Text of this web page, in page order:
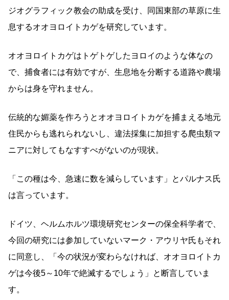
ジオグラフィック教会の助成を受け、同国東部の草原に生
息するオオヨロイトカゲを研究しています。
オオヨロイトカゲはトゲトゲしたヨロイのような体なの
で、捕食者には有効ですが、生息地を分断する道路や農場
からは身を守れません。
伝統的な媚薬を作ろうとオオヨロイトカゲを捕まえる地元
住民からも逃れられないし、違法採集に加担する爬虫類マ
ニアに対してもなすすべがないのが現状。
「この種は今、急速に数を減らしています」とパルナス氏
は言っています。
ドイツ、ヘルムホルツ環境研究センターの保全科学者で、
今回の研究には参加していないマーク・アウリヤ氏もそれ
に同意し、「今の状況が変わらなければ、オオヨロイトカ
ゲは今後5～10年で絶滅するでしょう」と断言していま
す。